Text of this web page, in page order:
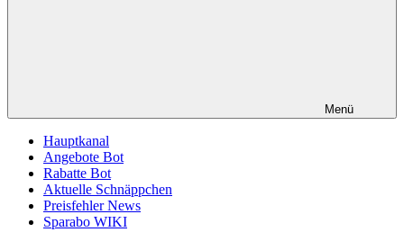
Menü
Hauptkanal
Angebote Bot
Rabatte Bot
Aktuelle Schnäppchen
Preisfehler News
Sparabo WIKI